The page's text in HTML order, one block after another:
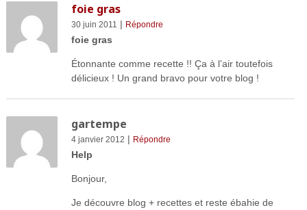
foie gras
30 juin 2011 | Répondre
foie gras
Étonnante comme recette !! Ça à l’air toutefois
délicieux ! Un grand bravo pour votre blog !
gartempe
4 janvier 2012 | Répondre
Help
Bonjour,
Je découvre blog + recettes et reste ébahie de